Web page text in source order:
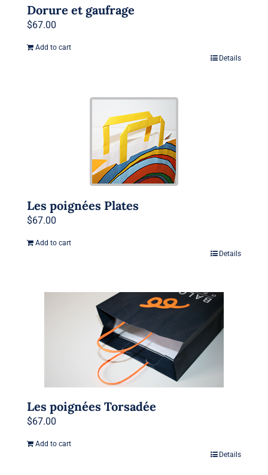
Dorure et gaufrage
$67.00
Add to cart
Details
Les poignées Plates
$67.00
Add to cart
Details
Les poignées Torsadée
$67.00
Add to cart
Details